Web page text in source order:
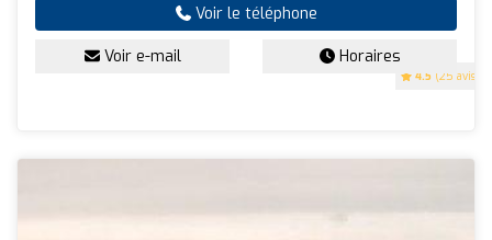
4.5 (25 avis)
Voir le téléphone
Voir e-mail Horaires